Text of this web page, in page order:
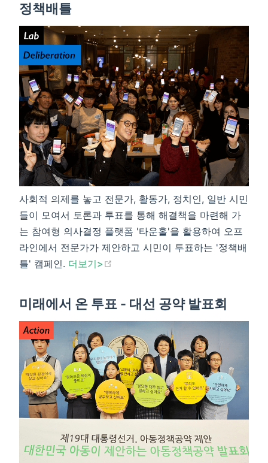
정책배틀
사회적 의제를 놓고 전문가, 활동가, 정치인, 일반 시민
들이 모여서 토론과 투표를 통해 해결책을 마련해 가
는 참여형 의사결정 플랫폼 '타운홀'을 활용하여 오프
라인에서 전문가가 제안하고 시민이 투표하는 '정책배
틀' 캠페인. 더보기>​
미래에서 온 투표 - 대선 공약 발표회